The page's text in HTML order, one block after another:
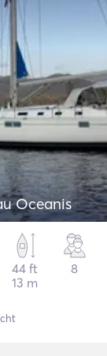
Oceanis
44 ft
13 m
8